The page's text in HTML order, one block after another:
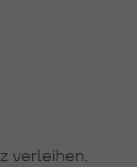
verleihen.